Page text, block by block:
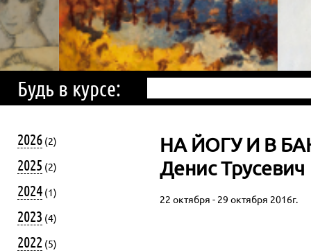
Будь в курсе:
2026 (2)
2025 (2)
2024 (1)
2023 (4)
2022 (5)
НА ЙОГУ И В
Денис Трусевич
22 октября - 29 октября 2016г.